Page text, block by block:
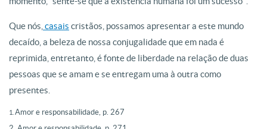
Que nós, casais cristãos, possamos apresentar a este mundo
decaído, a beleza de nossa conjugalidade que em nada é
reprimida, entretanto, é fonte de liberdade na relação de duas
pessoas que se amam e se entregam uma à outra como
presentes.
1. Amor e responsabilidade, p. 267